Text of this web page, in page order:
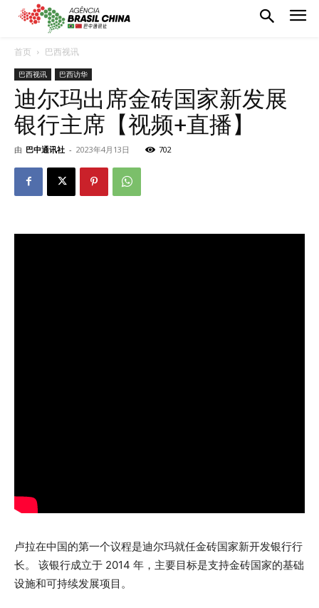
首页 巴西视讯
巴西视讯 巴西访华
迪尔玛出席金砖国家新发展
银行主席【视频+直播】
由 巴中通讯社 - 2023年4月13日 702
卢拉在中国的第一个议程是迪尔玛就任金砖国家新开发银行行
长。 该银行成立于 2014 年，主要目标是支持金砖国家的基础
设施和可持续发展项目。